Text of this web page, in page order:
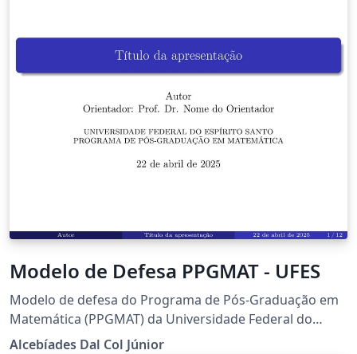
Modelo de Defesa PPGMAT - UFES
Modelo de defesa do Programa de Pós-Graduação em
Matemática (PPGMAT) da Universidade Federal do
Espírito Santo (UFES)
Alcebíades Dal Col Júnior